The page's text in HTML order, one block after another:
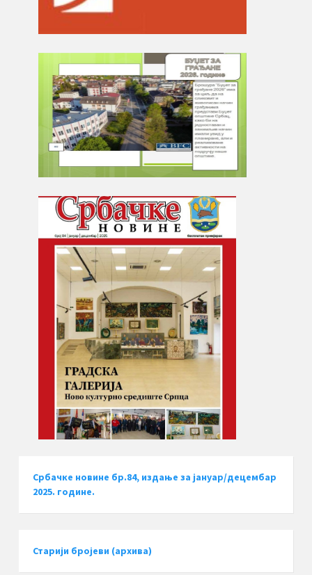
Србачке новине бр.84, издање за јануар/децембар
2025. године.
Старији бројеви (архива)